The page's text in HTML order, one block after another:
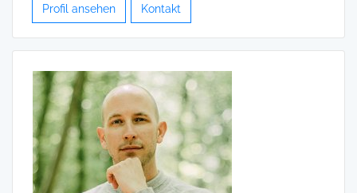
Profil ansehen Kontakt